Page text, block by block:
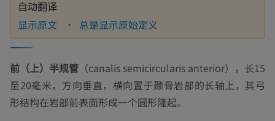
自动翻译
显示原文 总是显示原始定义
前（上）半规管 （canalis semicircularis anterior），长15
至20毫米，方向垂直，横向置于颞骨岩部的长轴上，其弓
形结构在岩部前表面形成一个圆形隆起。